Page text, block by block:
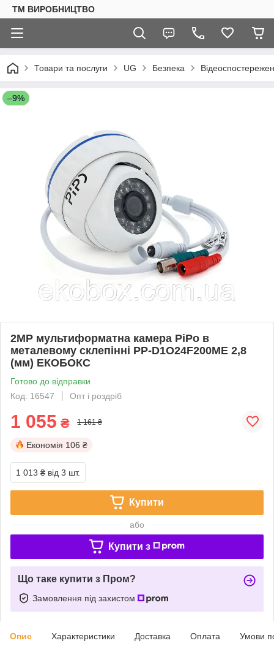
ТМ ВИРОБНИЦТВО
Товари та послуги UG Безпека
–9%
2MP мультиформатна камера PiPo в
металевому склепінні PP-D1O24F200ME 2,8
(мм) ЕКОБОКС
Готово до відправки
Код: 16547
Опт і роздріб
1 055 ₴ 1 161 ₴
Економія 106 ₴
1 013 ₴ від 3 шт.
Купити
або
Купити з
Що таке купити з Пром?
Замовлення під захистом
Опис Характеристики Доставка Оплата Умови